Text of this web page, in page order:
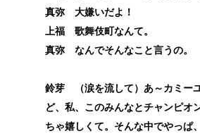
真弥 大嫌いだよ！
上福 歌舞伎町なんて。
真弥 なんでそんなこと言うの。
鈴芽 （涙を流して）あ～カミー
ど、私、このみんなとチャンピオ
ちゃ嬉しくて。そんな中でやっぱ